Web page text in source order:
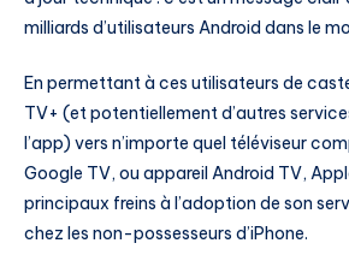
milliards d’utilisateurs Android dans le
En permettant à ces utilisateurs de
TV+ (et potentiellement d’autres
l’app) vers n’importe quel téléviseur
Google TV, ou appareil Android TV,
principaux freins à l’adoption de son
chez les non-possesseurs d’iPhone.